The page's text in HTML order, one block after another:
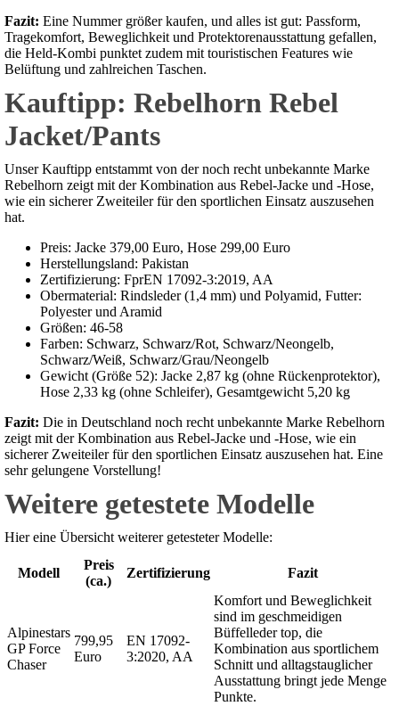
Fazit: Eine Nummer größer kaufen, und alles ist gut: Passform,
Tragekomfort, Beweglichkeit und Protektorenausstattung gefallen,
die Held-Kombi punktet zudem mit touristischen Features wie
Belüftung und zahlreichen Taschen.
Kauftipp: Rebelhorn Rebel
Jacket/Pants
Unser Kauftipp entstammt von der noch recht unbekannte Marke
Rebelhorn zeigt mit der Kombination aus Rebel-Jacke und -Hose,
wie ein sicherer Zweiteiler für den sportlichen Einsatz auszusehen
hat.
Preis: Jacke 379,00 Euro, Hose 299,00 Euro
Herstellungsland: Pakistan
Zertifizierung: FprEN 17092-3:2019, AA
Obermaterial: Rindsleder (1,4 mm) und Polyamid, Futter:
Polyester und Aramid
Größen: 46-58
Farben: Schwarz, Schwarz/Rot, Schwarz/Neongelb,
Schwarz/Weiß, Schwarz/Grau/Neongelb
Gewicht (Größe 52): Jacke 2,87 kg (ohne Rückenprotektor),
Hose 2,33 kg (ohne Schleifer), Gesamtgewicht 5,20 kg
Fazit: Die in Deutschland noch recht unbekannte Marke Rebelhorn
zeigt mit der Kombination aus Rebel-Jacke und -Hose, wie ein
sicherer Zweiteiler für den sportlichen Einsatz auszusehen hat. Eine
sehr gelungene Vorstellung!
Weitere getestete Modelle
Hier eine Übersicht weiterer getesteter Modelle:
Modell
Preis
(ca.)
Zertifizierung Fazit
Alpinestars
GP Force
Chaser
799,95
Euro
EN 17092-
3:2020, AA
Komfort und Beweglichkeit
sind im geschmeidigen
Büffelleder top, die
Kombination aus sportlichem
Schnitt und alltagstauglicher
Ausstattung bringt jede Menge
Punkte.